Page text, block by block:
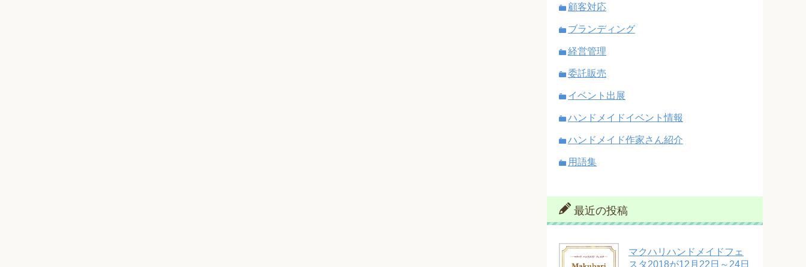
顧客対応
ブランディング
経営管理
委託販売
イベント出展
ハンドメイドイベント情報
ハンドメイド作家さん紹介
用語集
最近の投稿
マクハリハンドメイドフェ
スタ2018が12月22日～24日